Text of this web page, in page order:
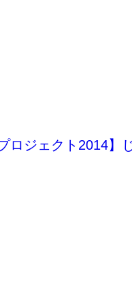
ロジェクト2014】